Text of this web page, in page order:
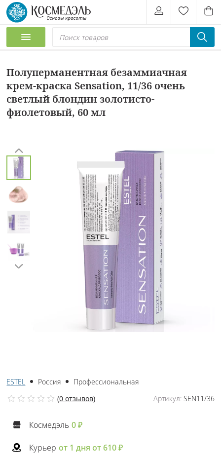
Полуперманентная безаммиачная
крем-краска Sensation, 11/36 очень
светлый блондин золотисто-
фиолетовый, 60 мл
ESTEL Россия
Профессиональная
Артикул:SEN11/36
(0 отзывов)
Космедэль 0 ₽
Курьер от 1 дня от 610 ₽